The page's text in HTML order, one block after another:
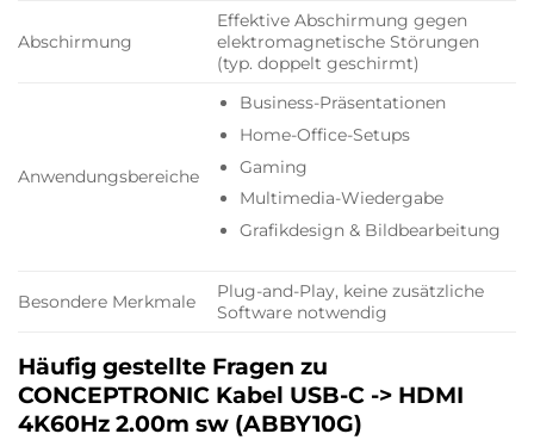
Abschirmung
Effektive Abschirmung gegen
elektromagnetische Störungen
(typ. doppelt geschirmt)
Anwendungsbereiche
Business-Präsentationen
Home-Office-Setups
Gaming
Multimedia-Wiedergabe
Grafikdesign & Bildbearbeitung
Besondere Merkmale
Plug-and-Play, keine zusätzliche
Software notwendig
Häufig gestellte Fragen zu
CONCEPTRONIC Kabel USB-C -> HDMI
4K60Hz 2.00m sw (ABBY10G)